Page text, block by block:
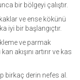
bir bölgeyi çalıştır.
ve ense kökünü
iyi bir başlangıçtır.
ve parmak
akışını artırır ve kas
birkaç derin nefes al.